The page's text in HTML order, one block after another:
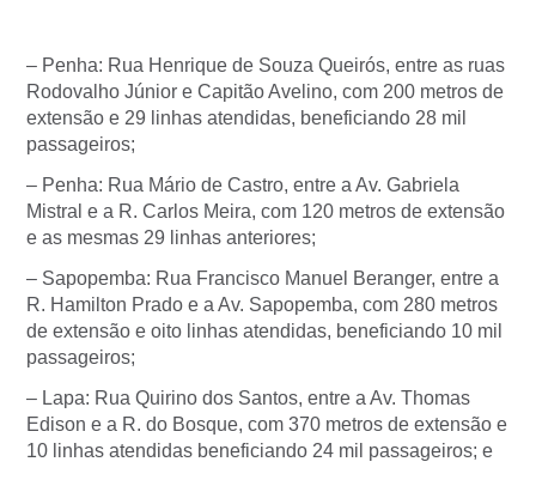
– Penha: Rua Henrique de Souza Queirós, entre as ruas
Rodovalho Júnior e Capitão Avelino, com 200 metros de
extensão e 29 linhas atendidas, beneficiando 28 mil
passageiros;
– Penha: Rua Mário de Castro, entre a Av. Gabriela
Mistral e a R. Carlos Meira, com 120 metros de extensão
e as mesmas 29 linhas anteriores;
– Sapopemba: Rua Francisco Manuel Beranger, entre a
R. Hamilton Prado e a Av. Sapopemba, com 280 metros
de extensão e oito linhas atendidas, beneficiando 10 mil
passageiros;
– Lapa: Rua Quirino dos Santos, entre a Av. Thomas
Edison e a R. do Bosque, com 370 metros de extensão e
10 linhas atendidas beneficiando 24 mil passageiros; e